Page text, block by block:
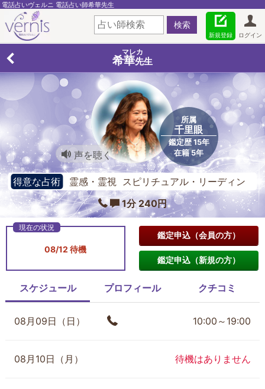
電話占いヴェルニ 電話占い師希華先生
ログイン
新規登録
マレカ
希華先生
所属
千里眼
鑑定歴 15年
在籍 5年
声を聴く
得意な占術
霊感・霊視 スピリチュアル・リーディン
グ ご神託ルーン
1分 240円
08/12 待機
鑑定申込（会員の方）
鑑定申込（新規の方）
スケジュール プロフィール クチコミ
08月09日（日） 10:00～19:00
08月10日（月） 待機はありません